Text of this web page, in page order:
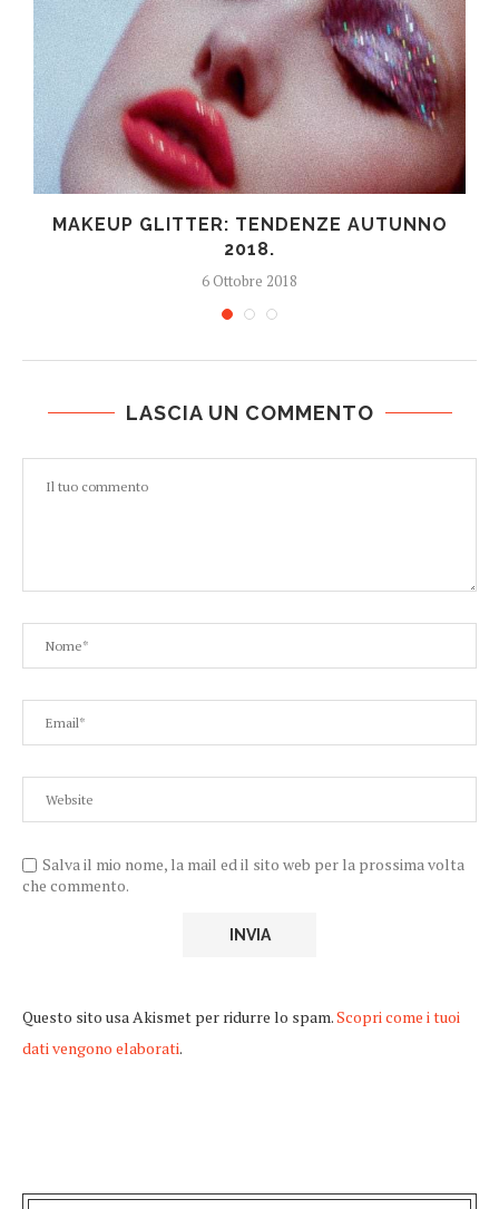
MAKEUP GLITTER: TENDENZE AUTUNNO
2018.
6 Ottobre 2018
LASCIA UN COMMENTO
Salva il mio nome, la mail ed il sito web per la prossima volta
che commento.
Questo sito usa Akismet per ridurre lo spam.Scopri come i tuoi
dati vengono elaborati.